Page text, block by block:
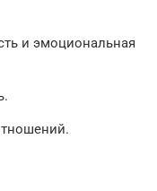
и эмоциональная